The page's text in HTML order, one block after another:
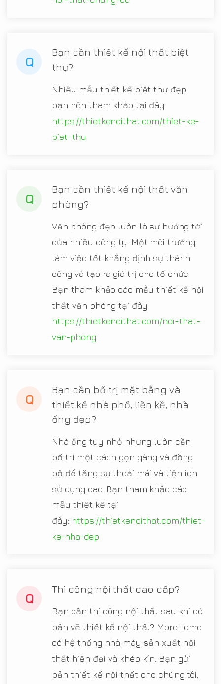
Q
Bạn cần thiết kế nội thất biệt
thự?
Nhiều mẫu thiết kế biệt thự đẹp
bạn nên tham khảo tại đây:
https://thietkenoithat.com/thiet-ke-
biet-thu
Q
Bạn cần thiết kế nội thất văn
phòng?
Văn phòng đẹp luôn là sự hướng tới
của nhiều công ty. Một môi trường
làm việc tốt khẳng định sự thành
công và tạo ra giá trị cho tổ chức.
Bạn tham khảo các mẫu thiết kế nội
thất văn phòng tại đây:
https://thietkenoithat.com/noi-that-
van-phong
Q
Bạn cần bố trị mặt bằng và
thiết kế nhà phố, liền kề, nhà
ống đẹp?
Nhà ống tuy nhỏ nhưng luôn cần
bố trí một cách gọn gàng và đồng
bộ để tăng sự thoải mái và tiện ích
sử dụng cao. Bạn tham khảo các
mẫu thiết kế tại
đây: https://thietkenoithat.com/thiet-
ke-nha-dep
Q
Thi công nội thất cao cấp?
Bạn cần thi công nội thất sau khi có
bản vẽ thiết kế nội thất? MoreHome
có hệ thống nhà máy sản xuất nội
thất hiện đại và khép kín. Bạn gửi
bản thiết kế nội thất cho chúng tôi,